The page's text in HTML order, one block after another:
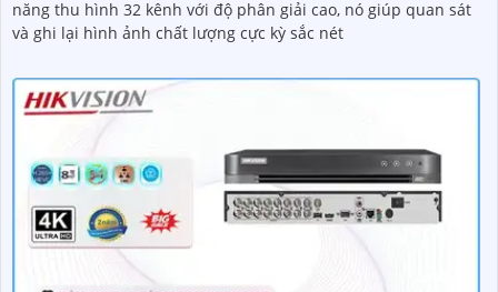
năng thu hình 32 kênh với độ phân giải cao, nó giúp quan sát
và ghi lại hình ảnh chất lượng cực kỳ sắc nét